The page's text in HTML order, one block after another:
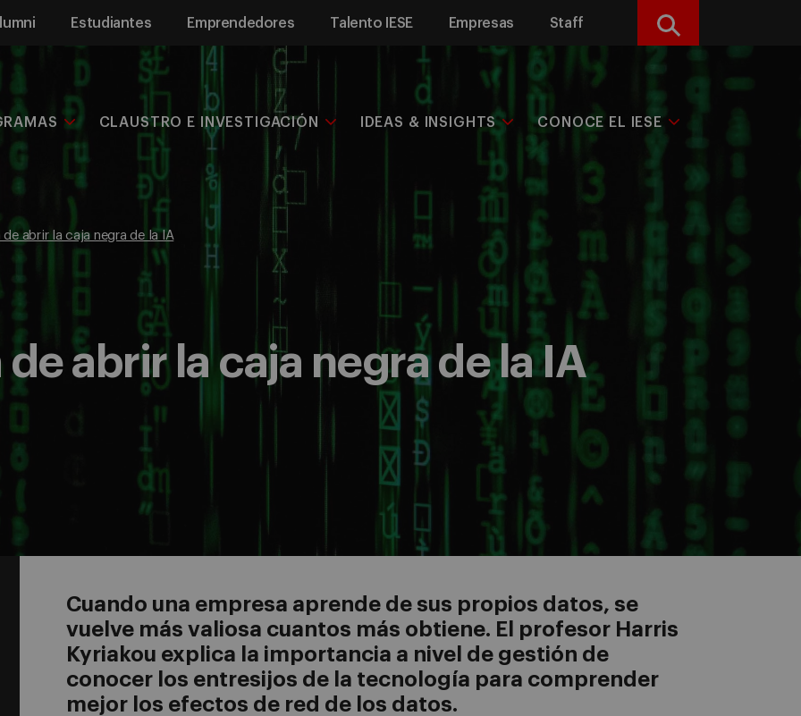
Estudiantes Emprendedores Talento IESE Empresas Staff Buscar
CLAUSTRO E INVESTIGACIÓN IDEAS & INSIGHTS CONOCE EL IESE
abrir la caja negra de la IA
abrir la caja negra de la IA
Cuando una empresa aprende de sus propios datos, se
vuelve más valiosa cuantos más obtiene. El profesor Harris
Kyriakou explica la importancia a nivel de gestión de
conocer los entresijos de la tecnología para comprender
mejor los efectos de red de los datos.